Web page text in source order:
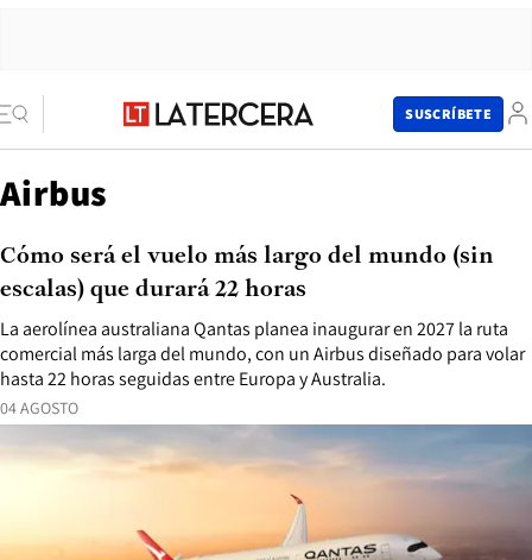
SUSCRÍBETE
Airbus
04 AGOSTO
La aerolínea australiana Qantas planea inaugurar en 2027 la ruta
comercial más larga del mundo, con un Airbus diseñado para volar
hasta 22 horas seguidas entre Europa y Australia.
Cómo será el vuelo más largo del mundo (sin
escalas) que durará 22 horas